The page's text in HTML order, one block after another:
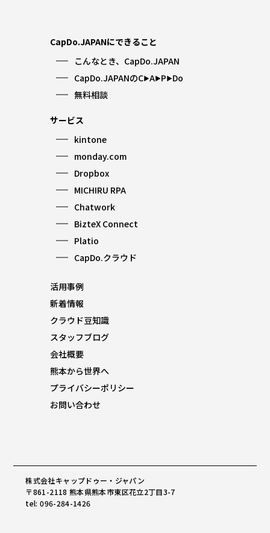
CapDo.JAPANにできること
こんなとき、CapDo.JAPAN
CapDo.JAPANのC▶︎A▶︎P▶︎Do
無料相談
サービス
kintone
monday.com
Dropbox
MICHIRU RPA
Chatwork
BizteX Connect
Platio
CapDo.クラウド
活用事例
新着情報
クラウド豆知識
スタッフブログ
会社概要
熊本から世界へ
プライバシーポリシー
お問い合わせ
株式会社キャップドゥー・ジャパン
〒861-2118 熊本県熊本市東区花立2丁目3-7
tel: 096-284-1426